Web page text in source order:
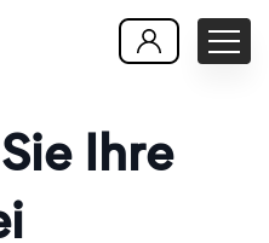
Ihre